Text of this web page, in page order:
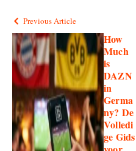
Previous Article
How
Much
is
DAZN
in
Germa
ny? De
Volledi
ge Gids